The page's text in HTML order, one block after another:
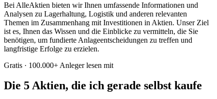
Bei AlleAktien bieten wir Ihnen umfassende Informationen und
Analysen zu Lagerhaltung, Logistik und anderen relevanten
Themen im Zusammenhang mit Investitionen in Aktien. Unser Ziel
ist es, Ihnen das Wissen und die Einblicke zu vermitteln, die Sie
benötigen, um fundierte Anlageentscheidungen zu treffen und
langfristige Erfolge zu erzielen.
Gratis · 100.000+ Anleger lesen mit
Die 5 Aktien, die ich gerade selbst kaufe